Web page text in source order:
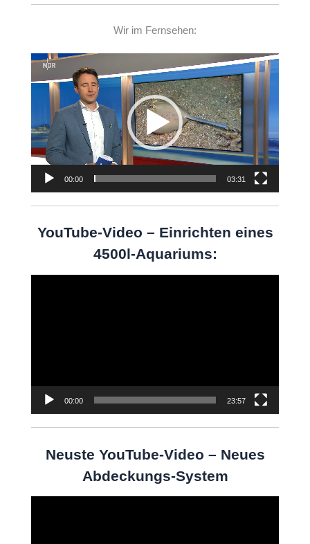
Wir im Fernsehen:
Player
00:00 03:31
YouTube-Video – Einrichten eines
4500l-Aquariums:
00:00 23:57
Neuste YouTube-Video – Neues
Abdeckungs-System